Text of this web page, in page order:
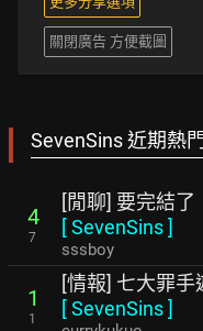
關閉廣告 方便截圖
SevenSins 近期熱
4
7
[閒聊] 要完結了
[SevenSins]
sssboy
1
1
[情報] 七大罪手
[SevenSins]